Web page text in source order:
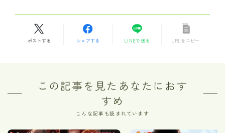
ポストする シェアする LINEで送る URLをコピー
この記事を見たあなたにおす
すめ
こんな記事も読まれています